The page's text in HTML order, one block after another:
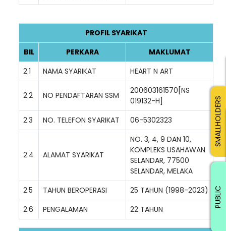
PROFIL SYARIKAT
BIL
PERKARA
MAKLUMAT
2.1
NAMA SYARIKAT HEART N ART
2.2 NO PENDAFTARAN SSM
200603161570[NS
019132-H]
2.3
NO. TELEFON SYARIKAT 06-5302323
2.4 ALAMAT SYARIKAT
NO. 3, 4, 9 DAN 10,
KOMPLEKS USAHAWAN
SELANDAR, 77500
SELANDAR, MELAKA
2.5
TAHUN BEROPERASI
25 TAHUN (1998-2023)
2.6
PENGALAMAN 22 TAHUN
SMALLHOLDERS
PUBLIC